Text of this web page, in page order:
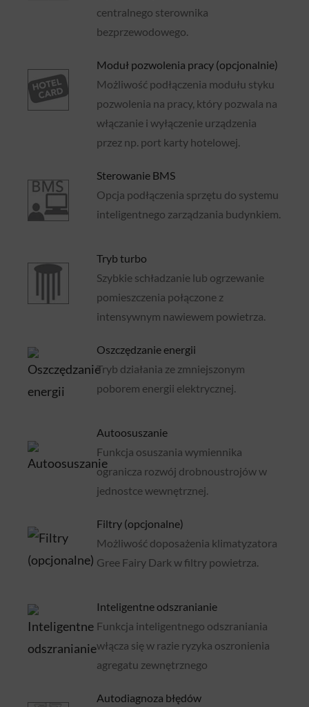
centralnego sterownika
bezprzewodowego.
Moduł pozwolenia pracy (opcjonalnie)
Możliwość podłączenia modułu styku
pozwolenia na pracy, który pozwala na
włączanie i wyłączenie urządzenia
przez np. port karty hotelowej.
Sterowanie BMS
Opcja podłączenia sprzętu do systemu
inteligentnego zarządzania budynkiem.
Tryb turbo
Szybkie schładzanie lub ogrzewanie
pomieszczenia połączone z
intensywnym nawiewem powietrza.
Oszczędzanie energii
Tryb działania ze zmniejszonym
poborem energii elektrycznej.
Autoosuszanie
Funkcja osuszania wymiennika
ogranicza rozwój drobnoustrojów w
jednostce wewnętrznej.
Filtry (opcjonalne)
Możliwość doposażenia klimatyzatora
Gree Fairy Dark w filtry powietrza.
Inteligentne odszranianie
Funkcja inteligentnego odszraniania
włącza się w razie ryzyka oszronienia
agregatu zewnętrznego
Autodiagnoza błędów